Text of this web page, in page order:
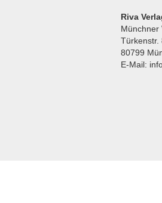
Riva
Münchner
Türkenstr.
80799
E-Mail: